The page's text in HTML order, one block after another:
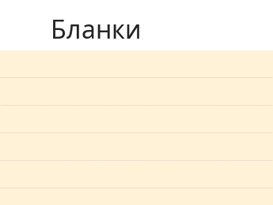
Бланки